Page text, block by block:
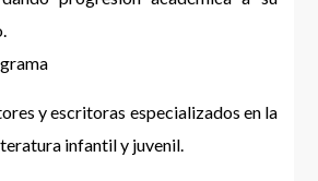
y escritoras especializados en la
infantil y juvenil.